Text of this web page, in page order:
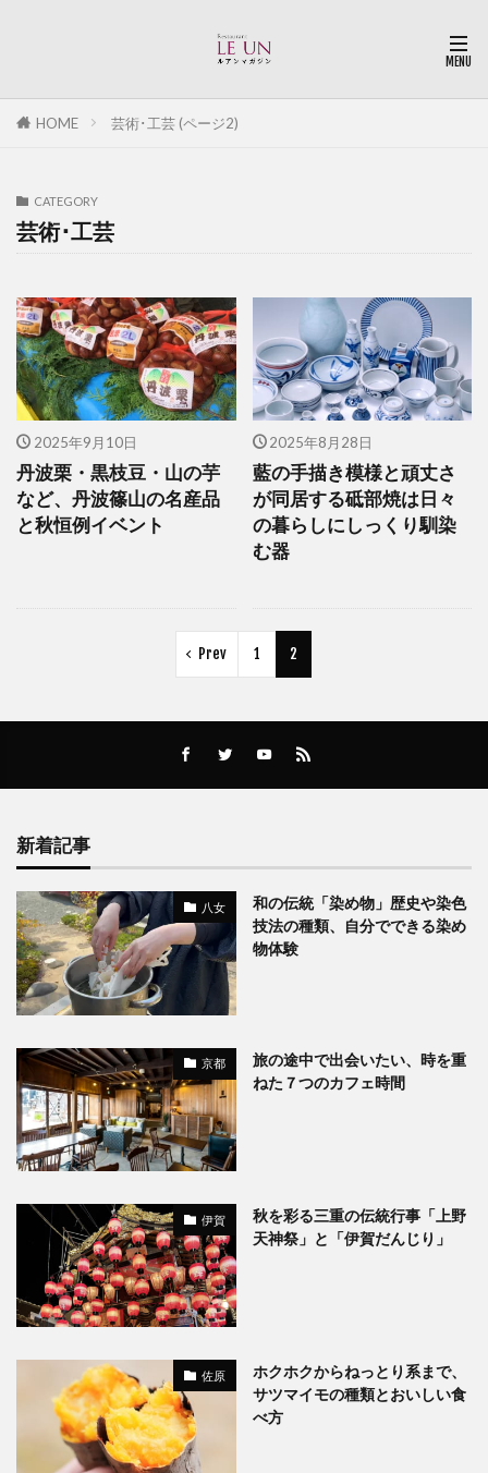
HOME 芸術･工芸 (ページ2)
CATEGORY
芸術･工芸
2025年9月10日
丹波栗・黒枝豆・山の芋
など、丹波篠山の名産品
と秋恒例イベント
2025年8月28日
藍の手描き模様と頑丈さ
が同居する砥部焼は日々
の暮らしにしっくり馴染
む器
Prev 1 2
新着記事
八女
和の伝統「染め物」歴史や染色
技法の種類、自分でできる染め
物体験
京都
旅の途中で出会いたい、時を重
ねた７つのカフェ時間
伊賀
秋を彩る三重の伝統行事「上野
天神祭」と「伊賀だんじり」
佐原
ホクホクからねっとり系まで、
サツマイモの種類とおいしい食
べ方